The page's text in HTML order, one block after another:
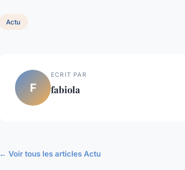
Actu
F
ECRIT PAR
fabiola
← Voir tous les articles Actu